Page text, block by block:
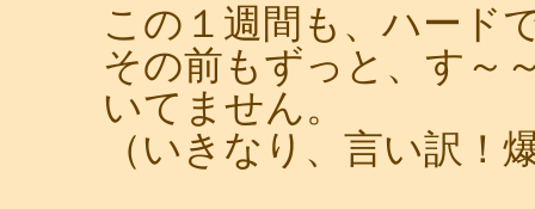
この１週間も、ハード
その前もずっと、す～
いてません。
（いきなり、言い訳！